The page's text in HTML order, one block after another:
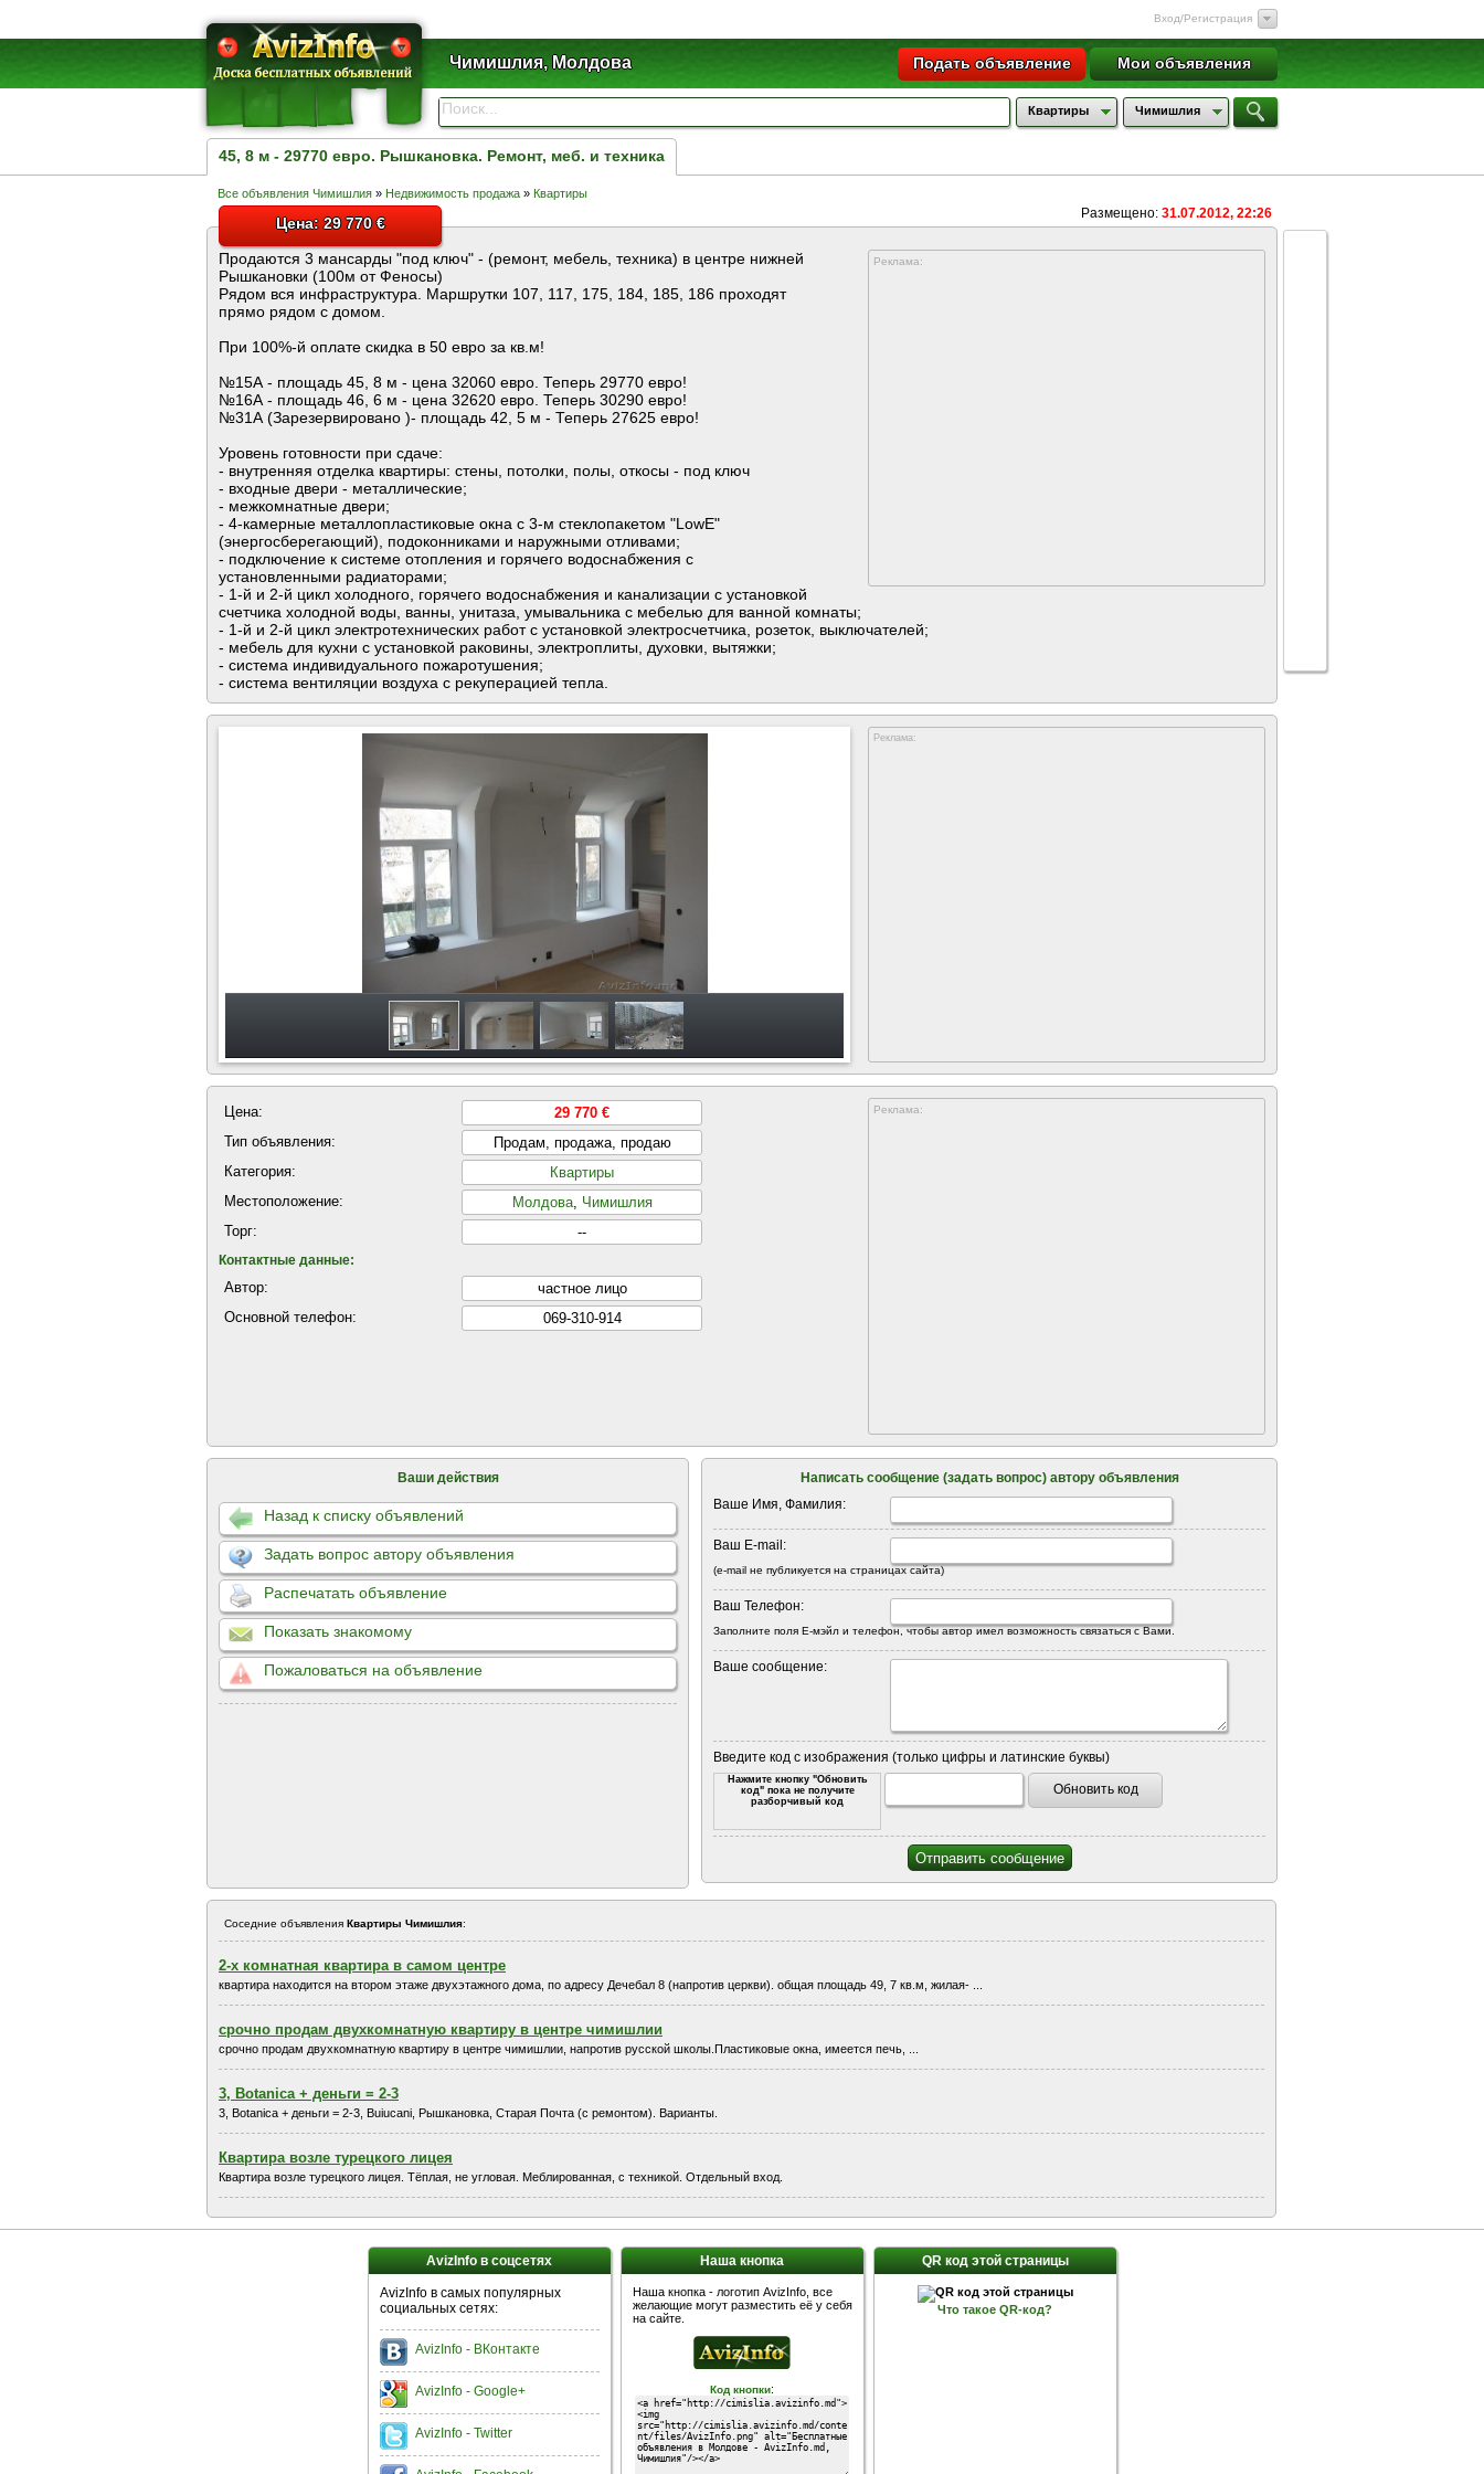
Вход/Регистрация
Чимишлия, Молдова Мои объявления
Подать объявление
Квартиры Чимишлия
45, 8 м - 29770 евро. Рышкановка. Ремонт, меб. и техника
Все объявления Чимишлия » Недвижимость продажа » Квартиры
Размещено: 31.07.2012, 22:26
Цена: 29 770 €
Реклама:
Продаются 3 мансарды "под ключ" - (ремонт, мебель, техника) в центре нижней
Рышкановки (100м от Феносы)
Рядом вся инфраструктура. Маршрутки 107, 117, 175, 184, 185, 186 проходят
прямо рядом с домом.
При 100%-й оплате скидка в 50 евро за кв.м!
№15А - площадь 45, 8 м - цена 32060 евро. Теперь 29770 евро!
№16А - площадь 46, 6 м - цена 32620 евро. Теперь 30290 евро!
№31А (Зарезервировано )- площадь 42, 5 м - Теперь 27625 евро!
Уровень готовности при сдаче:
- внутренняя отделка квартиры: стены, потолки, полы, откосы - под ключ
- входные двери - металлические;
- межкомнатные двери;
- 4-камерные металлопластиковые окна с 3-м стеклопакетом "LowE"
(энергосберегающий), подоконниками и наружными отливами;
- подключение к системе отопления и горячего водоснабжения с
установленными радиаторами;
- 1-й и 2-й цикл холодного, горячего водоснабжения и канализации с установкой
счетчика холодной воды, ванны, унитаза, умывальника с мебелью для ванной комнаты;
- 1-й и 2-й цикл электротехнических работ с установкой электросчетчика, розеток, выключателей;
- мебель для кухни с установкой раковины, электроплиты, духовки, вытяжки;
- система индивидуального пожаротушения;
- система вентиляции воздуха с рекуперацией тепла.
Реклама:
Цена:
29 770 €
Тип объявления:
Продам, продажа, продаю
Категория:
Квартиры
Местоположение:
Молдова, Чимишлия
Торг:
--
Контактные данные:
Автор:
частнoе лицo
Основной телефон:
069-310-914
Реклама:
Ваши действия
Назад к списку объявлений
Задать вопрос автору объявления
Распечатать объявление
Показать знакомому
Пожаловаться на объявление
Написать сообщение (задать вопрос) автору объявления
Ваше Имя, Фамилия:
Ваш E-mail:
(e-mail не публикуется на страницах сайта)
Ваш Телефон:
Заполните поля Е-мэйл и телефон, чтобы автор имел возможность связаться с Вами.
Ваше сообщение:
Введите код с изображения (только цифры и латинские буквы)
Нажмите кнопку "Обновить
код" пока не получите
разборчивый код
Обновить код
Соседние объявления Квартиры Чимишлия:
2-х комнатная квартира в самом центре
квартира находится на втором этаже двухэтажного дома, по адресу Дечебал 8 (напротив церкви). общая площадь 49, 7 кв.м, жилая- ...
срочно продам двухкомнатную квартиру в центре чимишлии
срочно продам двухкомнатную квартиру в центре чимишлии, напротив русской школы.Пластиковые окна, имеется печь, ...
3, Botanica + деньги = 2-3
3, Botanica + деньги = 2-3, Buiucani, Рышкановка, Старая Почта (с ремонтом). Варианты.
Квартира возле турецкого лицея
Квартира возле турецкого лицея. Тёплая, не угловая. Меблированная, с техникой. Отдельный вход.
AvizInfo в соцсетях
AvizInfo в самых популярных
социальных сетях:
AvizInfo - ВКонтакте
AvizInfo - Google+
AvizInfo - Twitter
Наша кнопка
Наша кнопка - логотип AvizInfo, все
желающие могут разместить её у себя
на сайте.
Код кнопки:
QR код этой страницы
Что такое QR-код?